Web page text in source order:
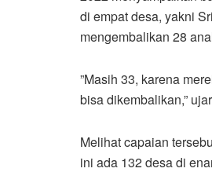
di empat desa, yakni
mengembalikan 28
”Masih 33, karena
bisa dikembalikan,”
Melihat capaian
ini ada 132 desa di